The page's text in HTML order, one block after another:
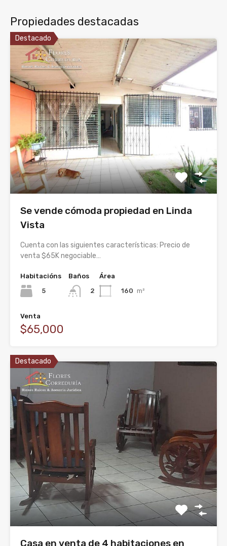
Propiedades destacadas
Destacado
Se vende cómoda propiedad en Linda
Vista
Cuenta con las siguientes características: Precio de
venta $65K negociable…
Habitacións
5
Baños
2
Área
160 m²
Venta
$65,000
Destacado
Casa en venta de 4 habitaciones en